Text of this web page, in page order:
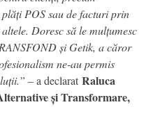
POS sau de facturi prin
Doresc să le mulțumesc
și Getik, a căror
ne-au permis
– a declarat Raluca
și Transformare,